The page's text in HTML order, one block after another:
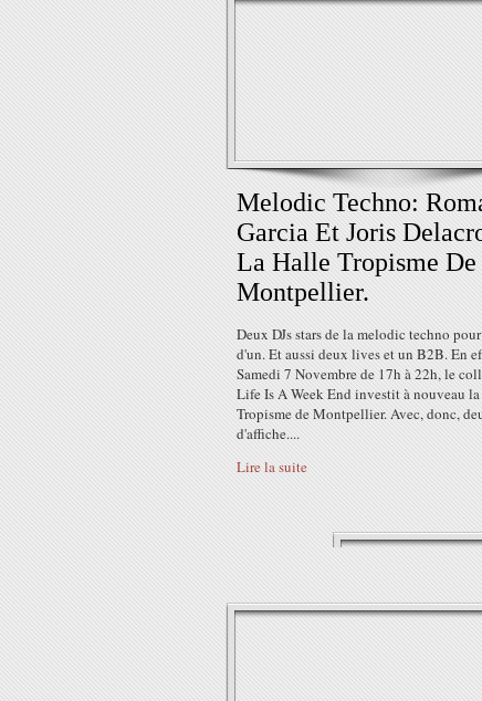
Melodic Techno:
Garcia Et Joris
La Halle Tropisme De
Montpellier.
Deux DJs stars de la melodic techno
d'un. Et aussi deux lives et un B2B. En
Samedi 7 Novembre de 17h à 22h, le
Life Is A Week End investit à nouveau
Tropisme de Montpellier. Avec, donc,
d'affiche....
Lire la suite